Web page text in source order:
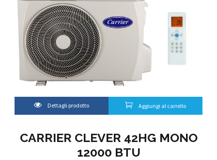
Dettagli prodotto Aggiungi al carrello
CARRIER CLEVER 42HG MONO
12000 BTU